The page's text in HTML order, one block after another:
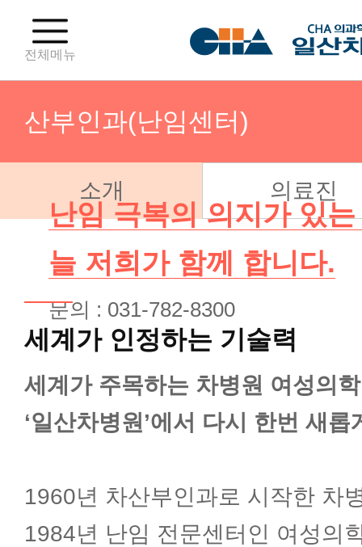
전체메뉴
산부인과(난임센터)
산부인과(분만센터)
산부인과(난임센터)
산부인과(부인종양센터)
소화기내과
소개 의료진
난임 극복의 의지가 있
늘 저희가 함께 합니다.
문의 : 031-782-8300
세계가 인정하는 기술력
세계가 주목하는 차병원 여성의
‘일산차병원’에서 다시 한번 새
1960년 차산부인과로 시작한 차
1984년 난임 전문센터인 여성의